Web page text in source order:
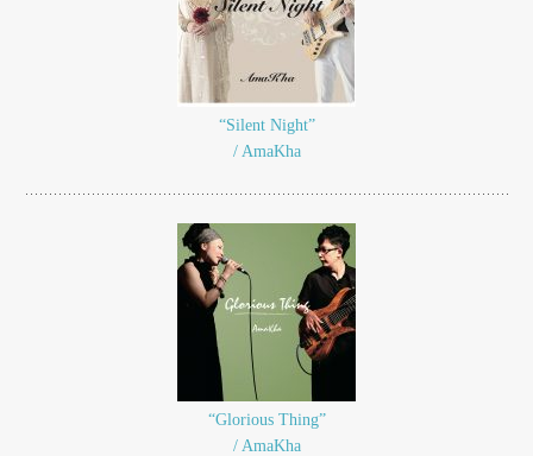
“Silent Night”
/ AmaKha
“Glorious Thing”
/ AmaKha